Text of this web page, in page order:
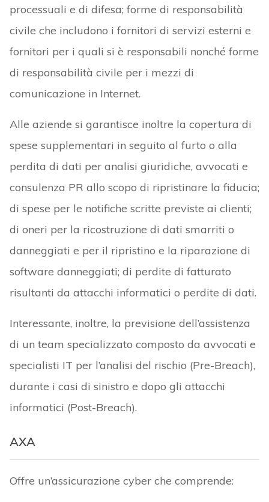
processuali e di difesa; forme di responsabilità
civile che includono i fornitori di servizi esterni e
fornitori per i quali si è responsabili nonché forme
di responsabilità civile per i mezzi di
comunicazione in Internet.
Alle aziende si garantisce inoltre la copertura di
spese supplementari in seguito al furto o alla
perdita di dati per analisi giuridiche, avvocati e
consulenza PR allo scopo di ripristinare la fiducia;
di spese per le notifiche scritte previste ai clienti;
di oneri per la ricostruzione di dati smarriti o
danneggiati e per il ripristino e la riparazione di
software danneggiati; di perdite di fatturato
risultanti da attacchi informatici o perdite di dati.
Interessante, inoltre, la previsione dell’assistenza
di un team specializzato composto da avvocati e
specialisti IT per l’analisi del rischio (Pre-Breach),
durante i casi di sinistro e dopo gli attacchi
informatici (Post-Breach).
AXA
Offre un’assicurazione cyber che comprende: